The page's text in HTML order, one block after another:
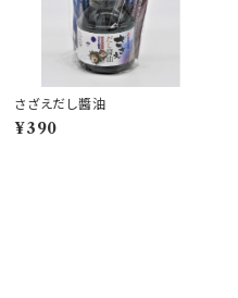
さざえだし醬油
¥390